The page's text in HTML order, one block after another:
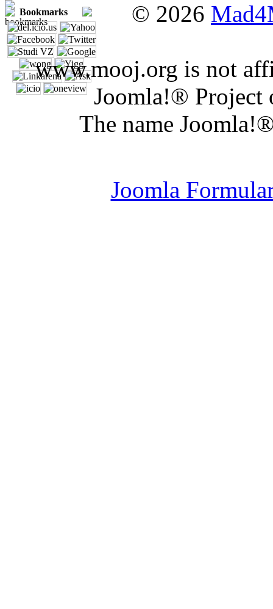
Bookmarks © 2026
www.mooj.org is not
Joomla!® Project
The name
Joomla